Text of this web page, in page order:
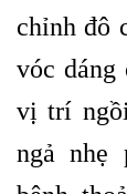
chỉnh đô
vóc dáng
vị trí
ngả nhẹ